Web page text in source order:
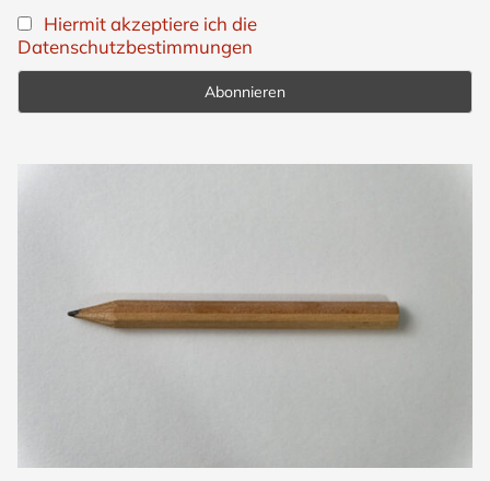
Hiermit akzeptiere ich die
Datenschutzbestimmungen